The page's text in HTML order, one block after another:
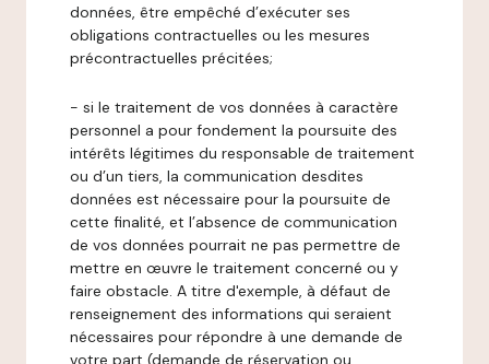
données, être empêché d’exécuter ses
obligations contractuelles ou les mesures
précontractuelles précitées;
- si le traitement de vos données à caractère
personnel a pour fondement la poursuite des
intérêts légitimes du responsable de traitement
ou d’un tiers, la communication desdites
données est nécessaire pour la poursuite de
cette finalité, et l’absence de communication
de vos données pourrait ne pas permettre de
mettre en œuvre le traitement concerné ou y
faire obstacle. A titre d'exemple, à défaut de
renseignement des informations qui seraient
nécessaires pour répondre à une demande de
votre part (demande de réservation ou